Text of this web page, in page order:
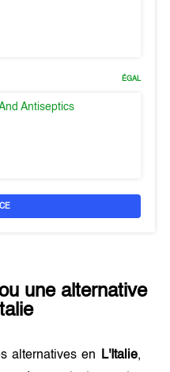
ÉGAL
Antiseptics
une alternative
alternatives en L'Italie,